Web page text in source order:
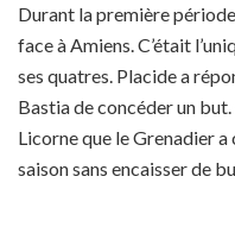
Durant la première
face à Amiens. C’était
ses quatres. Placide a
Bastia de concéder un
Licorne que le Grenadier
saison sans encaisser de